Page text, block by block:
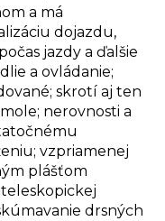
a má
dojazdu,
jazdy a ďalšie
a ovládanie;
skrotí aj ten
nerovnosti a
vzpriamenej
plášťom
drsných